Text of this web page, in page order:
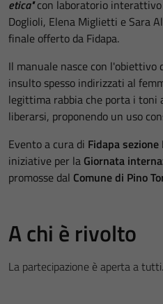
etica"con laboratorio
Doglioli, Elena Miglietti e Sara
finale offerto da Fidapa.
Il manuale nasce con l'obiettivo
insulto spesso indirizzati al
legittima rabbia che porta i toni
liberarsi, proponendo un uso
Evento a cura di Fidapa
iniziative per la Giornata
promosse dal Comune di Pino
A chi è rivolto
La partecipazione è aperta a tutti.